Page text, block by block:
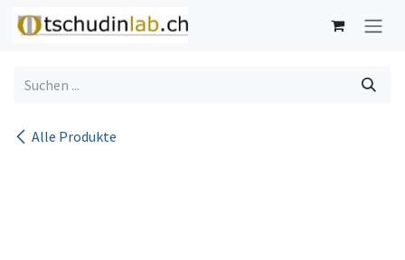
Zum Inhalt springen
Alle Produkte